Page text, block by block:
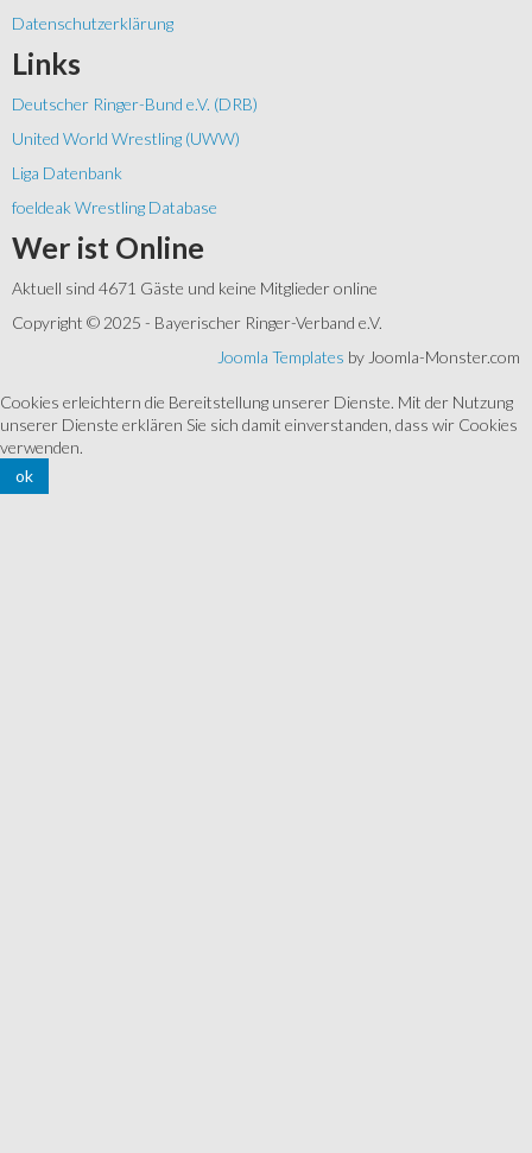
Datenschutzerklärung
Links
Deutscher Ringer-Bund e.V. (DRB)
United World Wrestling (UWW)
Liga Datenbank
foeldeak Wrestling Database
Wer ist Online
Aktuell sind 4671 Gäste und keine Mitglieder online
Copyright © 2025 - Bayerischer Ringer-Verband e.V.
Joomla Templates by Joomla-Monster.com
Cookies erleichtern die Bereitstellung unserer Dienste. Mit der Nutzung
unserer Dienste erklären Sie sich damit einverstanden, dass wir Cookies
verwenden.
ok